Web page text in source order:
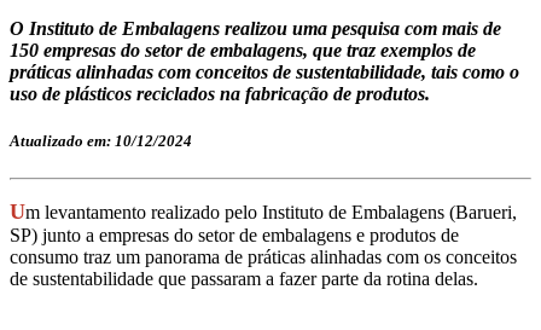
O Instituto de Embalagens realizou uma pesquisa com mais de
150 empresas do setor de embalagens, que traz exemplos de
práticas alinhadas com conceitos de sustentabilidade, tais como o
uso de plásticos reciclados na fabricação de produtos.
Atualizado em: 10/12/2024
Um levantamento realizado pelo Instituto de Embalagens (Barueri,
SP) junto a empresas do setor de embalagens e produtos de
consumo traz um panorama de práticas alinhadas com os conceitos
de sustentabilidade que passaram a fazer parte da rotina delas.